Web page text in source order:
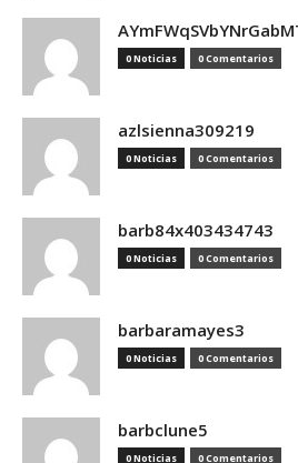
0 Noticias 0 Comentarios
azlsienna309219
0 Noticias 0 Comentarios
barb84x403434743
0 Noticias 0 Comentarios
barbaramayes3
0 Noticias 0 Comentarios
barbclune5
0 Noticias 0 Comentarios